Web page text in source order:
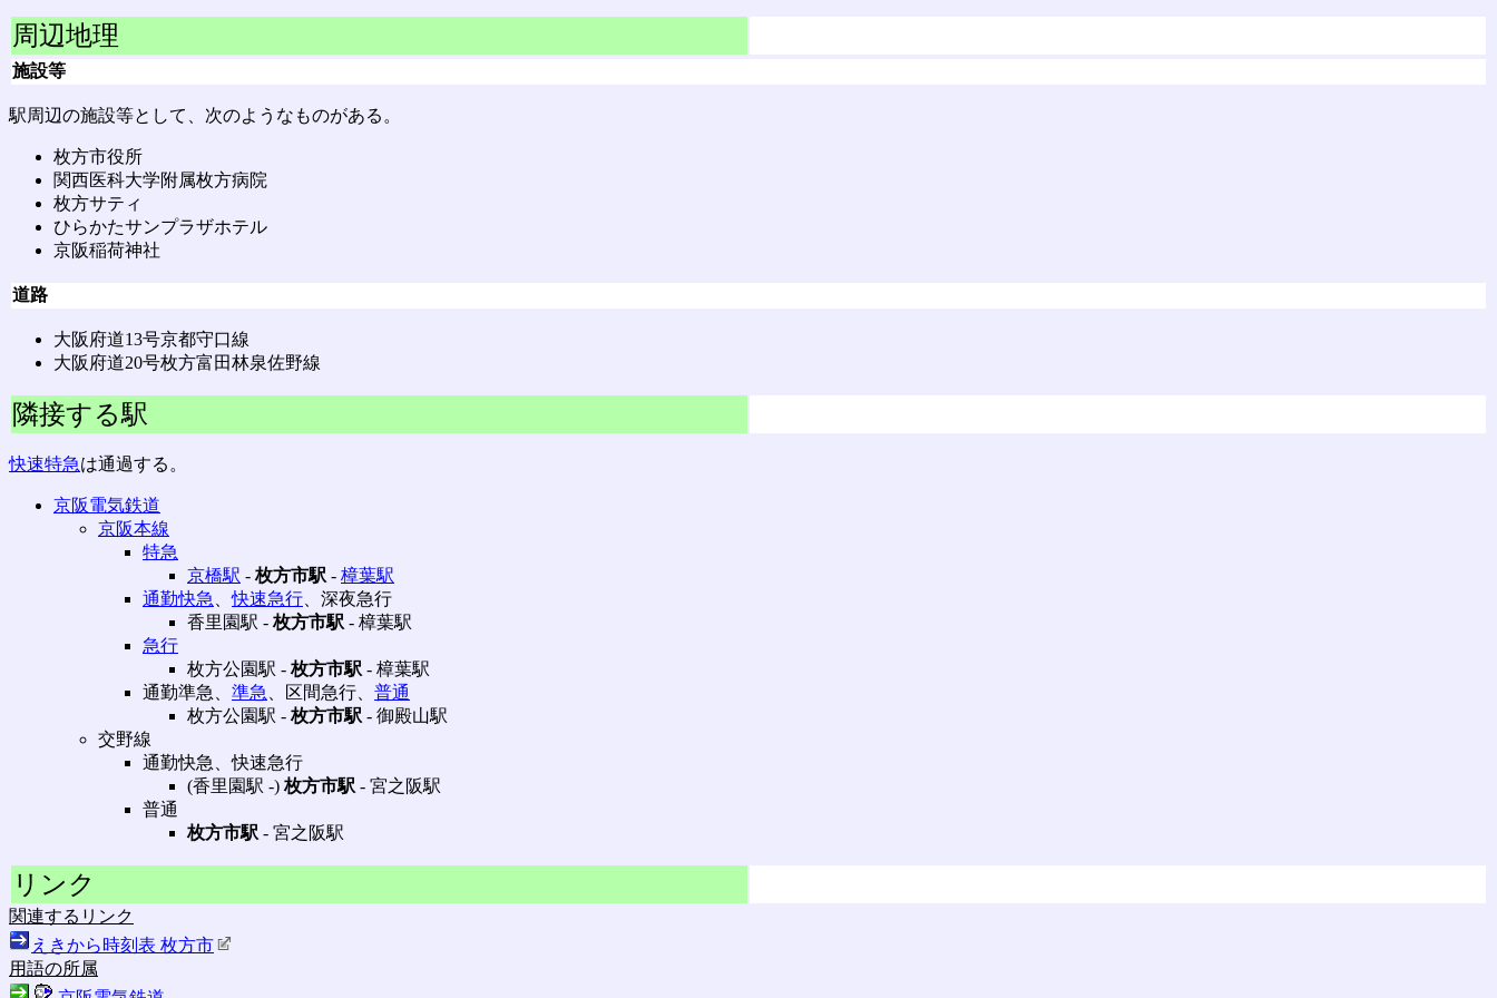
周辺地理
施設等
駅周辺の施設等として、次のようなものがある。
枚方市役所
関西医科大学附属枚方病院
枚方サティ
ひらかたサンプラザホテル
京阪稲荷神社
道路
大阪府道13号京都守口線
大阪府道20号枚方富田林泉佐野線
隣接する駅
快速特急は通過する。
京阪電気鉄道
京阪本線
特急
京橋駅 ‐ 枚方市駅 ‐ 樟葉駅
通勤快急
、快速急行 、深夜急行
香里園駅 ‐ 枚方市駅 ‐ 樟葉駅
急行
枚方公園駅 ‐ 枚方市駅 ‐ 樟葉駅
通勤準急、 準急 、区間急行、 普通
枚方公園駅 ‐ 枚方市駅 ‐ 御殿山駅
交野線
通勤快急、快速急行
(香里園駅 ‐) 枚方市駅 ‐ 宮之阪駅
普通
枚方市駅 ‐ 宮之阪駅
リンク
関連するリンク
えきから時刻表 枚方市
用語の所属